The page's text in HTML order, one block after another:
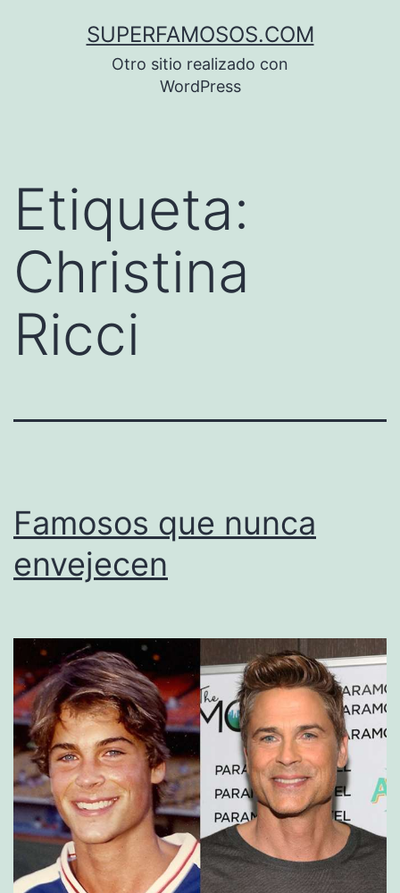
SUPERFAMOSOS.COM
Otro sitio realizado con
WordPress
Etiqueta:
Christina
Ricci
Famosos que nunca
envejecen